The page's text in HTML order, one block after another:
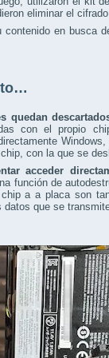
eliminar el
en busca
quedan
con el propio
con la que se
acceder
función de
a a placa son
que se